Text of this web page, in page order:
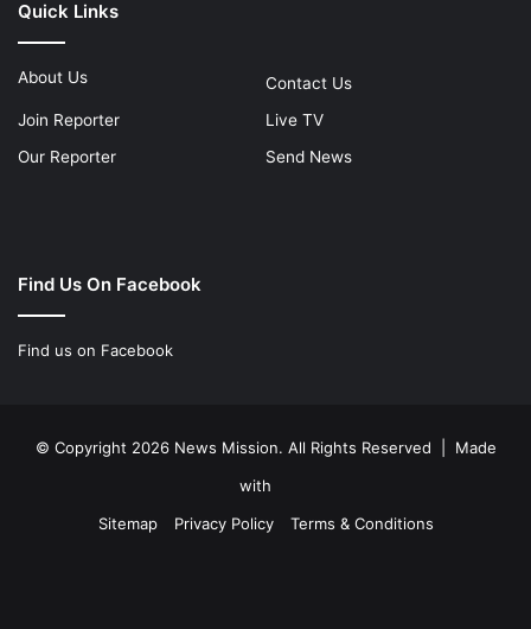
Quick Links
About Us
Contact Us
Join Reporter
Live TV
Our Reporter
Send News
Find Us On Facebook
Find us on Facebook
© Copyright 2026 News Mission. All Rights Reserved | Made
with
Sitemap
Privacy Policy Terms & Conditions